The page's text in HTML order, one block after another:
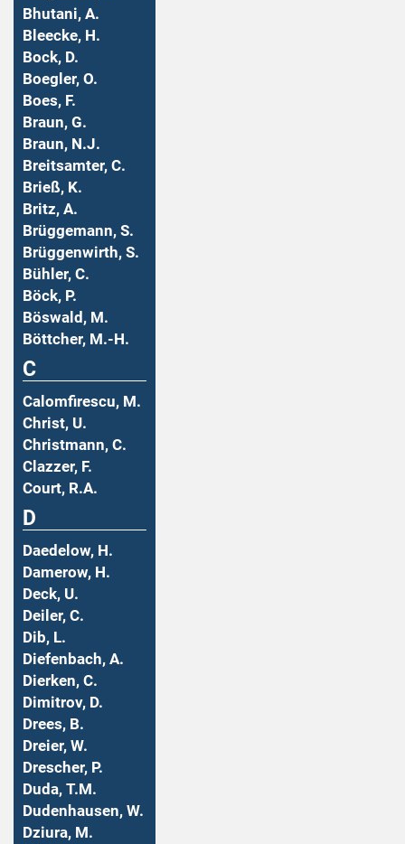
Bhutani, A.
Bleecke, H.
Bock, D.
Boegler, O.
Boes, F.
Braun, G.
Braun, N.J.
Breitsamter, C.
Brieß, K.
Britz, A.
Brüggemann, S.
Brüggenwirth, S.
Bühler, C.
Böck, P.
Böswald, M.
Böttcher, M.-H.
C
Calomfirescu, M.
Christ, U.
Christmann, C.
Clazzer, F.
Court, R.A.
D
Daedelow, H.
Damerow, H.
Deck, U.
Deiler, C.
Dib, L.
Diefenbach, A.
Dierken, C.
Dimitrov, D.
Drees, B.
Dreier, W.
Drescher, P.
Duda, T.M.
Dudenhausen, W.
Dziura, M.